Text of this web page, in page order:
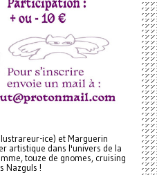
ice) et Marguerin
artistique dans l'univers de la
touze de gnomes, cruising
Nazguls !